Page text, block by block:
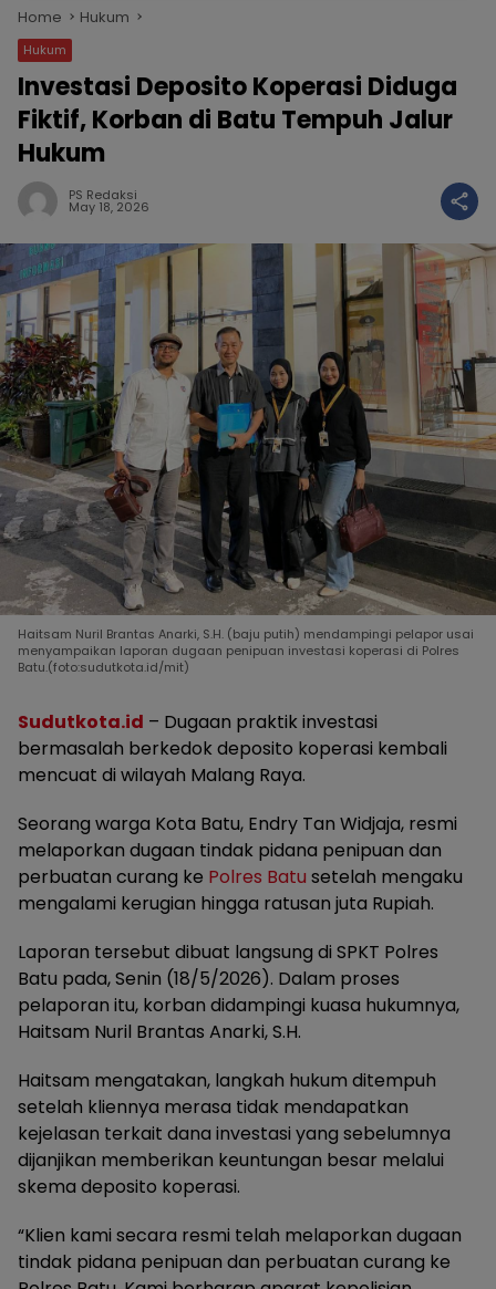
Home Hukum
Hukum
Investasi Deposito Koperasi Diduga
Fiktif, Korban di Batu Tempuh Jalur
Hukum
PS Redaksi
May 18, 2026
Haitsam Nuril Brantas Anarki, S.H. (baju putih) mendampingi pelapor usai
menyampaikan laporan dugaan penipuan investasi koperasi di Polres
Batu.(foto:sudutkota.id/mit)
Sudutkota.id – Dugaan praktik investasi
bermasalah berkedok deposito koperasi kembali
mencuat di wilayah Malang Raya.
Seorang warga Kota Batu, Endry Tan Widjaja, resmi
melaporkan dugaan tindak pidana penipuan dan
perbuatan curang ke Polres Batu setelah mengaku
mengalami kerugian hingga ratusan juta Rupiah.
Laporan tersebut dibuat langsung di SPKT Polres
Batu pada, Senin (18/5/2026). Dalam proses
pelaporan itu, korban didampingi kuasa hukumnya,
Haitsam Nuril Brantas Anarki, S.H.
Haitsam mengatakan, langkah hukum ditempuh
setelah kliennya merasa tidak mendapatkan
kejelasan terkait dana investasi yang sebelumnya
dijanjikan memberikan keuntungan besar melalui
skema deposito koperasi.
“Klien kami secara resmi telah melaporkan dugaan
tindak pidana penipuan dan perbuatan curang ke